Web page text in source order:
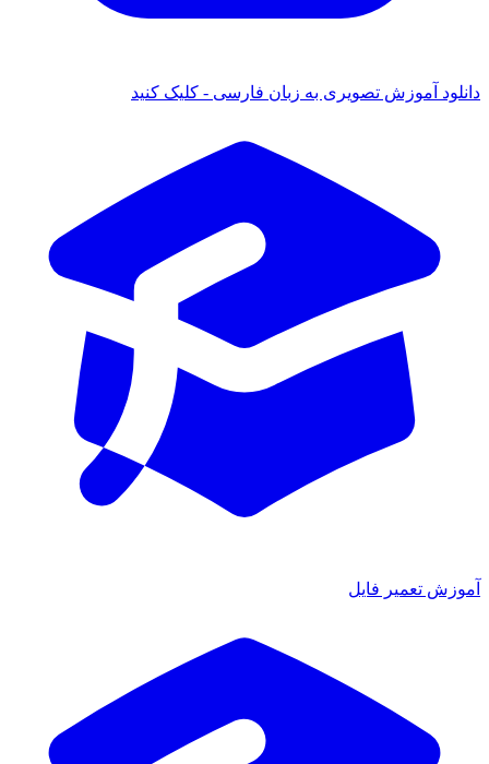
دانلود آموزش تصویری به زبان فارسی - کلیک کنید
آموزش تعمیر فایل